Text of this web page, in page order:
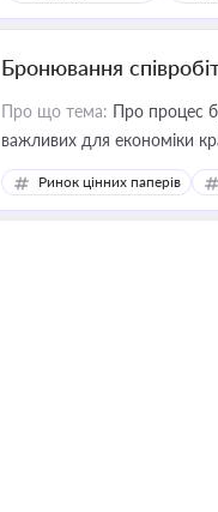
Бронювання
Про що тема: Про процес
важливих для економіки
Ринок цінних паперів